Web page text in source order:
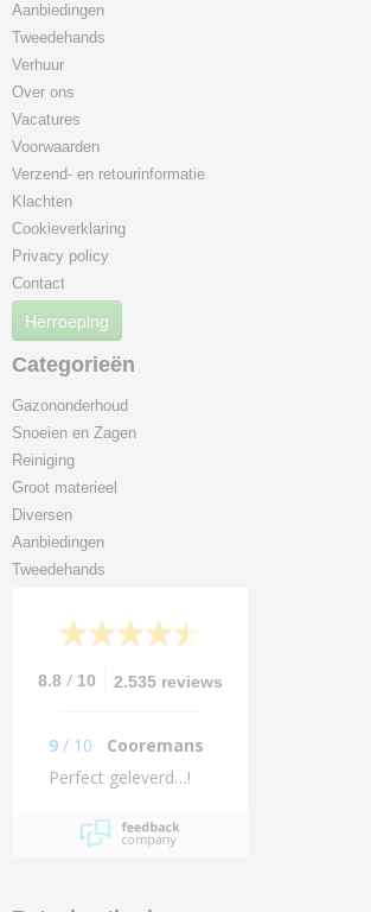
Aanbiedingen
Tweedehands
Verhuur
Over ons
Vacatures
Voorwaarden
Verzend- en retourinformatie
Klachten
Cookieverklaring
Privacy policy
Contact
Herroeping
Categorieën
Gazononderhoud
Snoeien en Zagen
Reiniging
Groot materieel
Diversen
Aanbiedingen
Tweedehands
8.8 / 10 2.535 reviews
9 / 10
Cooremans
Perfect geleverd…!